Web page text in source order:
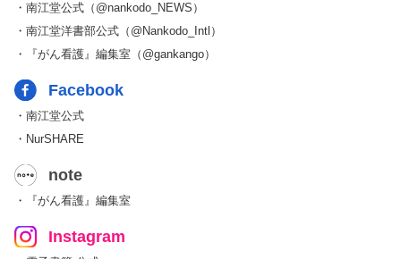
・南江堂公式（@nankodo_NEWS）
・南江堂洋書部公式（@Nankodo_Intl）
・『がん看護』編集室（@gankango）
Facebook
・南江堂公式
・NurSHARE
note
・『がん看護』編集室
Instagram